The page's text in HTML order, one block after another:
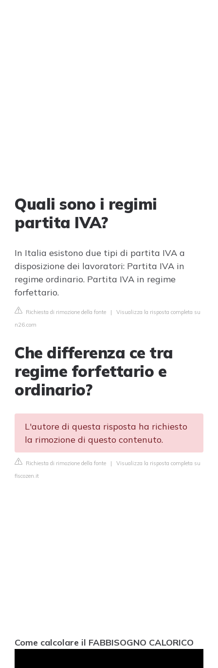
Quali sono i regimi
partita IVA?
In Italia esistono due tipi di partita IVA a
disposizione dei lavoratori: Partita IVA in
regime ordinario. Partita IVA in regime
forfettario.
Richiesta di rimozione della fonte | Visualizza la risposta completa su
n26.com
Che differenza ce tra
regime forfettario e
ordinario?
L'autore di questa risposta ha richiesto
la rimozione di questo contenuto.
Richiesta di rimozione della fonte | Visualizza la risposta completa su
fiscozen.it
Come calcolare il FABBISOGNO CALORICO